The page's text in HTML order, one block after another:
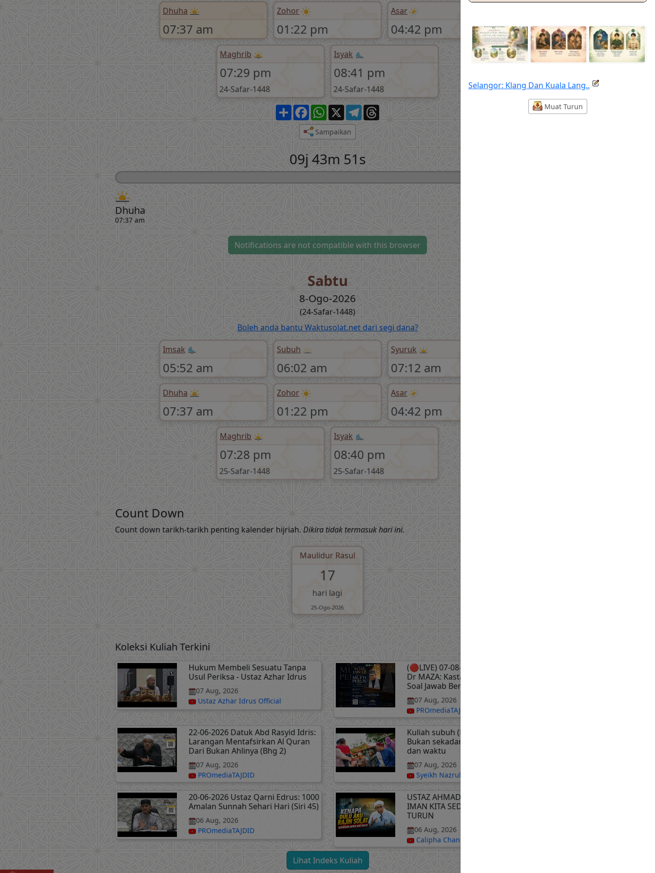
Dhuha
07:37 am
Zohor
01:22 pm
Asar
04:42 pm
Maghrib
07:29 pm
24-Safar-1448
Isyak
08:41 pm
24-Safar-1448
ShareFacebookWhatsApp
X Telegram
Sampaikan
Selangor: Klang Dan Kuala Lang..
Muat Turun
09j 43m 50s
Dhuha
07:37 am
Notifications are not compatible with this browser
Sabtu
8-Ogo-2026
(24-Safar-1448)
Boleh anda bantu Waktusolat.net dari segi dana?
Imsak
05:52 am
Subuh
06:02 am
Syuruk
07:12 am
Dhuha
07:37 am
Zohor
01:22 pm
Asar
04:42 pm
Maghrib
07:28 pm
25-Safar-1448
Isyak
08:40 pm
25-Safar-1448
Count Down
Count down tarikh-tarikh penting kalender hijriah. Dikira tidak termasuk hari ini.
Maulidur Rasul
17
hari lagi
25-Ogo-2026
Koleksi Kuliah Terkini
Hukum Membeli Sesuatu Tanpa
Usul Periksa - Ustaz Azhar Idrus
07 Aug, 2026
Ustaz Azhar Idrus Official
(🔴LIVE) 07-08-2026 SS Prof Dato'
Dr MAZA: Kastam Negeri Perlis |
Soal Jawab Bersama Mufti Perlis
07 Aug, 2026
PROmediaTAJDID
22-06-2026 Datuk Abd Rasyid Idris:
Larangan Mentafsirkan Al Quran
Dari Bukan Ahlinya (Bhg 2)
07 Aug, 2026
PROmediaTAJDID
Kuliah subuh (BRUNEI) "Hijrah:
Bukan sekadar perubahan masa
dan waktu
07 Aug, 2026
Syeikh Nazrul Nasir
20-06-2026 Ustaz Qarni Edrus: 1000
Amalan Sunnah Sehari Hari (Siri 45)
06 Aug, 2026
PROmediaTAJDID
USTAZ AHMAD RIZAM - TANDA
IMAN KITA SEDANG NAIK ATAU
TURUN
06 Aug, 2026
Calipha Channel
Lihat Indeks Kuliah